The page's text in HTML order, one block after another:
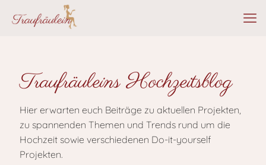
Traufräuleins Hochzeitsblog
Hier erwarten euch Beiträge zu aktuellen Projekten,
zu spannenden Themen und Trends rund um die
Hochzeit sowie verschiedenen Do-it-yourself
Projekten.